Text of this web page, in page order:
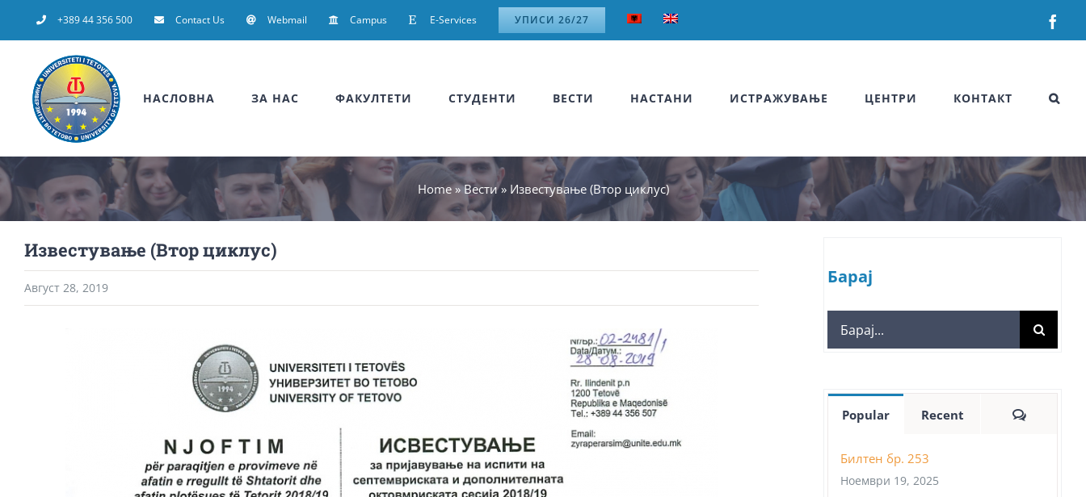
to
+389 44 356 500 Contact Us Webmail Campus E-Services УПИСИ 26/27
НАСЛОВНА ЗА НАС ФАКУЛТЕТИ СТУДЕНТИ ВЕСТИ НАСТАНИ ИСТРАЖУВАЊЕ ЦЕНТРИ КОНТАКТ
Home»Вести» Известување (Втор циклус)
Известување (Втор циклус)
Август 28, 2019
Барај
Search
for:
Popular Recent
Билтен бр. 253
Ноември 19, 2025